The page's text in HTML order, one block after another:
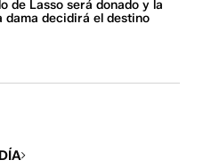
de Lasso será donado y la
dama decidirá el destino